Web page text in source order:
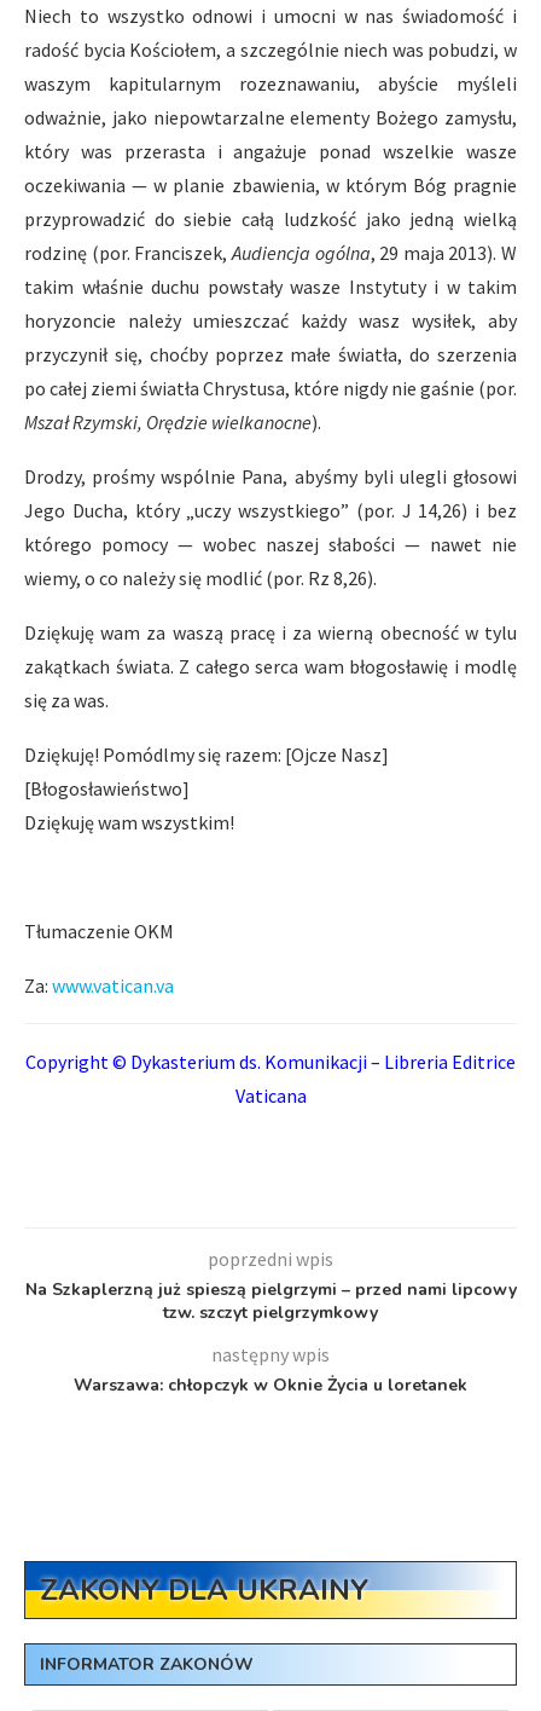
Niech to wszystko odnowi i umocni w nas świadomość i
radość bycia Kościołem, a szczególnie niech was pobudzi, w
waszym kapitularnym rozeznawaniu, abyście myśleli
odważnie, jako niepowtarzalne elementy Bożego zamysłu,
który was przerasta i angażuje ponad wszelkie wasze
oczekiwania — w planie zbawienia, w którym Bóg pragnie
przyprowadzić do siebie całą ludzkość jako jedną wielką
rodzinę (por. Franciszek,Audiencja ogólna, 29 maja 2013). W
takim właśnie duchu powstały wasze Instytuty i w takim
horyzoncie należy umieszczać każdy wasz wysiłek, aby
przyczynił się, choćby poprzez małe światła, do szerzenia
po całej ziemi światła Chrystusa, które nigdy nie gaśnie (por.
Mszał Rzymski, Orędzie wielkanocne).
Drodzy, prośmy wspólnie Pana, abyśmy byli ulegli głosowi
Jego Ducha, który „uczy wszystkiego” (por. J 14,26) i bez
którego pomocy — wobec naszej słabości — nawet nie
wiemy, o co należy się modlić (por. Rz 8,26).
Dziękuję wam za waszą pracę i za wierną obecność w tylu
zakątkach świata. Z całego serca wam błogosławię i modlę
się za was.
Dziękuję! Pomódlmy się razem: [Ojcze Nasz]
[Błogosławieństwo]
Dziękuję wam wszystkim!
Tłumaczenie OKM
Za: www.vatican.va
Copyright © Dykasterium ds. Komunikacji – Libreria Editrice
Vaticana
poprzedni wpis
Na Szkaplerzną już spieszą pielgrzymi – przed nami lipcowy
tzw. szczyt pielgrzymkowy
następny wpis
Warszawa: chłopczyk w Oknie Życia u loretanek
ZAKONY DLA UKRAINY
INFORMATOR ZAKONÓW